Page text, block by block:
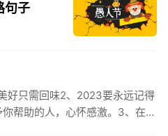
句子
好只需回味2、2023要永远记得
帮助的人，心怀感激。3、在苦